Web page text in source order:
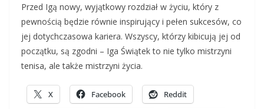
Przed Igą nowy, wyjątkowy rozdział w życiu, który z
pewnością będzie równie inspirujący i pełen sukcesów, co
jej dotychczasowa kariera. Wszyscy, którzy kibicują jej od
początku, są zgodni – Iga Świątek to nie tylko mistrzyni
tenisa, ale także mistrzyni życia.
X Facebook Reddit